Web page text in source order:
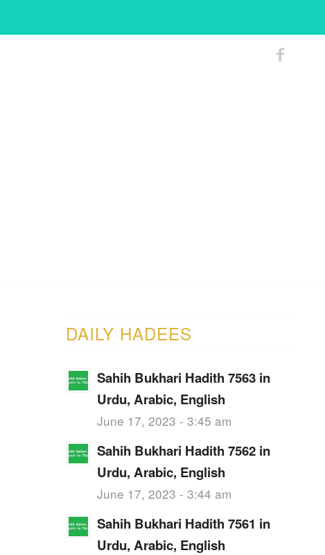
DAILY HADEES
Sahih Bukhari Hadith 7563 in
Urdu, Arabic, English
June 17, 2023 - 3:45 am
Sahih Bukhari Hadith 7562 in
Urdu, Arabic, English
June 17, 2023 - 3:44 am
Sahih Bukhari Hadith 7561 in
Urdu, Arabic, English